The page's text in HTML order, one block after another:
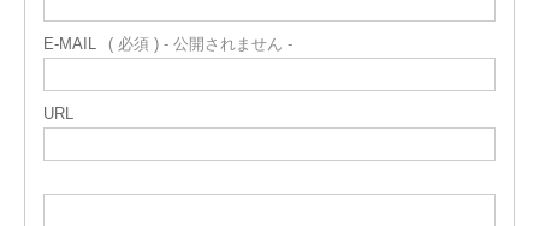
E-MAIL ( 必須 ) - 公開されません -
URL